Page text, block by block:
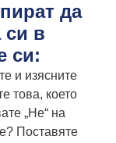
да
си в
си:
и изясните
това, което
„Не“ на
Поставяте